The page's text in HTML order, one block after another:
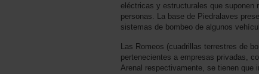
eléctricas y estructurales que suponen
personas. La base de Piedralaves
sistemas de bombeo de algunos
Las Romeos (cuadrillas terrestres de
pertenecientes a empresas privadas,
Arenal respectivamente, se tienen que